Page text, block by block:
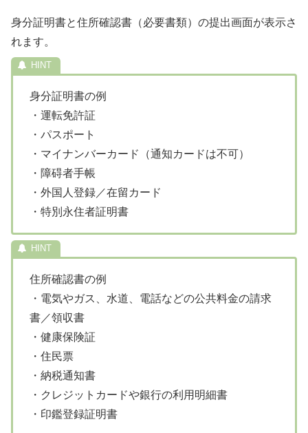
身分証明書と住所確認書（必要書類）の提出画面が表示さ
れます。
身分証明書の例
・運転免許証
・パスポート
・マイナンバーカード（通知カードは不可）
・障碍者手帳
・外国人登録／在留カード
・特別永住者証明書
住所確認書の例
・電気やガス、水道、電話などの公共料金の請求
書／領収書
・健康保険証
・住民票
・納税通知書
・クレジットカードや銀行の利用明細書
・印鑑登録証明書